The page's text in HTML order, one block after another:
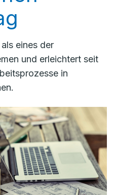
eines der
und erleichtert seit
in